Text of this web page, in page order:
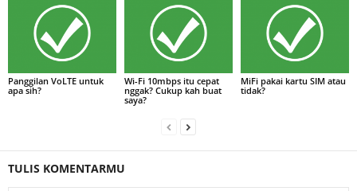
Panggilan VoLTE untuk
apa sih?
Wi-Fi 10mbps itu cepat
nggak? Cukup kah buat
saya?
MiFi pakai kartu SIM atau
tidak?
TULIS KOMENTARMU